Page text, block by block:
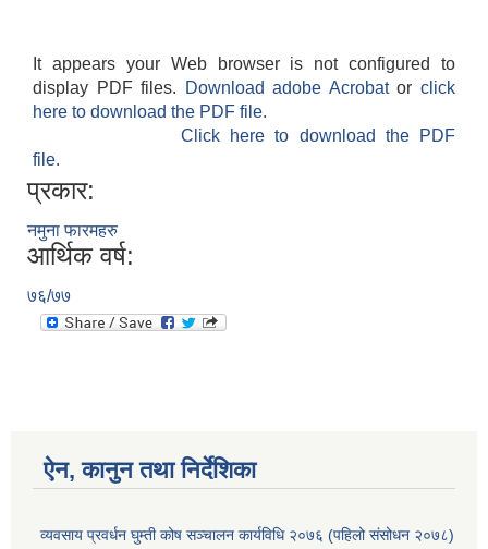
It appears your Web browser is not configured to
display PDF files.
Download adobe Acrobatorclick
here to download the PDF file.
Click here to download the PDF
file.
प्रकार:
नमुना फारमहरु
आर्थिक वर्ष:
७६/७७
ऐन, कानुन तथा निर्देशिका
व्यवसाय प्रवर्धन घुम्ती कोष सञ्चालन कार्यविधि २०७६ (पहिलो संसोधन २०७८)